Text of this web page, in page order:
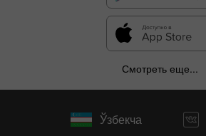
Смотреть еще...
Ўзбекча